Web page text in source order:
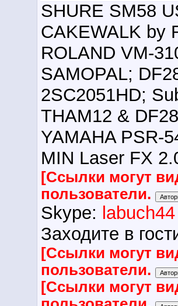
SHURE SM58
CAKEWALK by
ROLAND VM-
SAMOPAL;
2SC2051HD;
THAM12 &
YAMAHA PSR-
MIN Laser FX
[Ссылки могут
пользователи.
Skype: labuch44
Заходите в
[Ссылки могут
пользователи.
[Ссылки могут